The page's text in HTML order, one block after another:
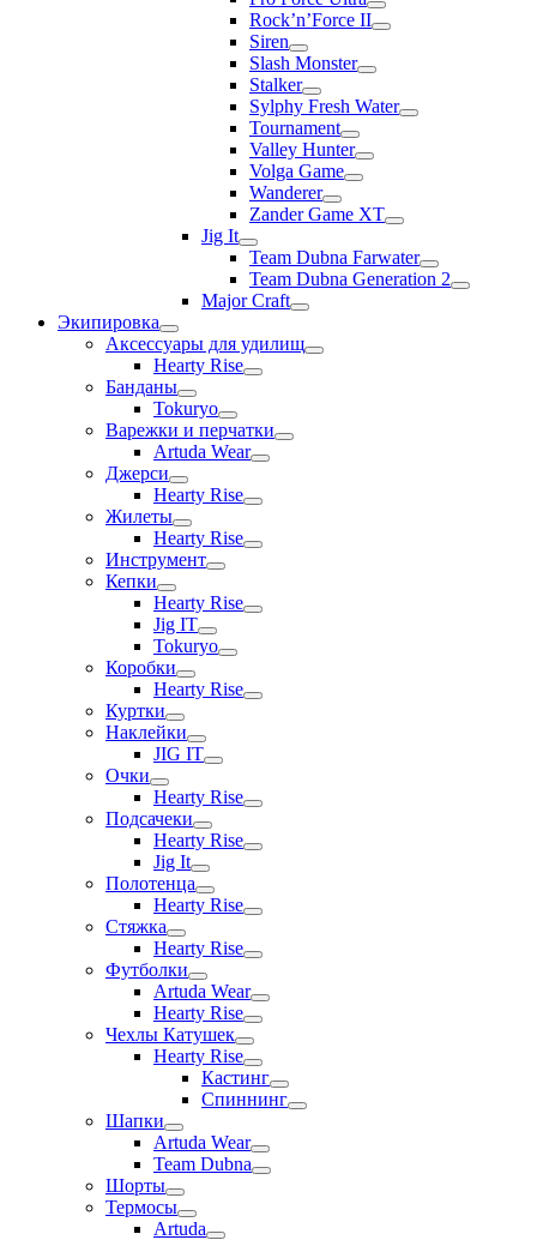
Rock’n’Force II
Siren
Slash Monster
Stalker
Sylphy Fresh Water
Tournament
Valley Hunter
Volga Game
Wanderer
Zander Game XT
Jig It
Team Dubna Farwater
Team Dubna Generation 2
Major Craft
Экипировка
Аксессуары для удилищ
Hearty Rise
Банданы
Tokuryo
Варежки и перчатки
Artuda Wear
Джерси
Hearty Rise
Жилеты
Hearty Rise
Инструмент
Кепки
Hearty Rise
Jig IT
Tokuryo
Коробки
Hearty Rise
Куртки
Наклейки
JIG IT
Очки
Hearty Rise
Подсачеки
Hearty Rise
Jig It
Полотенца
Hearty Rise
Стяжка
Hearty Rise
Футболки
Artuda Wear
Hearty Rise
Чехлы Катушек
Hearty Rise
Кастинг
Спиннинг
Шапки
Artuda Wear
Team Dubna
Шорты
Термосы
Artuda